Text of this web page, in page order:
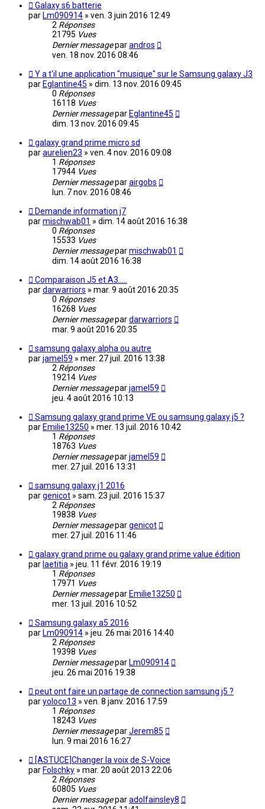
Galaxy s6 batterie
par Lm090914 » ven. 3 juin 2016 12:49
2 Réponses
21795 Vues
Dernier messageparandros
ven. 18 nov. 2016 08:46
Y a t'il une application "musique" sur le Samsung galaxy J3
par Eglantine45 » dim. 13 nov. 2016 09:45
0 Réponses
16118 Vues
Dernier messagepar Eglantine45
dim. 13 nov. 2016 09:45
galaxy grand prime micro sd
paraurelien23 » ven. 4 nov. 2016 09:08
1 Réponses
17944 Vues
Dernier messageparairgobs
lun. 7 nov. 2016 08:46
Demande information j7
parmischwab01 » dim. 14 août 2016 16:38
0 Réponses
15533 Vues
Dernier messageparmischwab01
dim. 14 août 2016 16:38
Comparaison J5 et A3.....
pardarwarriors » mar. 9 août 2016 20:35
0 Réponses
16268 Vues
Dernier messagepardarwarriors
mar. 9 août 2016 20:35
samsung galaxy alpha ou autre
parjamel59 » mer. 27 juil. 2016 13:38
2 Réponses
19214 Vues
Dernier messageparjamel59
jeu. 4 août 2016 10:13
Samsung galaxy grand prime VE ou samsung galaxy j5 ?
par Emilie13250 » mer. 13 juil. 2016 10:42
1 Réponses
18763 Vues
Dernier messageparjamel59
mer. 27 juil. 2016 13:31
samsung galaxy j1 2016
pargenicot » sam. 23 juil. 2016 15:37
2 Réponses
19838 Vues
Dernier messagepargenicot
mer. 27 juil. 2016 11:46
galaxy grand prime ou galaxy grand prime value édition
par laetitia » jeu. 11 févr. 2016 19:19
1 Réponses
17971 Vues
Dernier messagepar Emilie13250
mer. 13 juil. 2016 10:52
Samsung galaxy a5 2016
par Lm090914 » jeu. 26 mai 2016 14:40
2 Réponses
19398 Vues
Dernier messagepar Lm090914
jeu. 26 mai 2016 19:38
peut ont faire un partage de connection samsung j5 ?
paryoloco13 » ven. 8 janv. 2016 17:59
1 Réponses
18243 Vues
Dernier messageparJerem85
lun. 9 mai 2016 16:27
[ASTUCE]Changer la voix de S-Voice
par Folschky » mar. 20 août 2013 22:06
2 Réponses
60805 Vues
Dernier messageparadolfainsley8